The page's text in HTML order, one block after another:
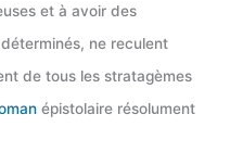
et à avoir des
ne reculent
de tous les stratagèmes
épistolaire résolument